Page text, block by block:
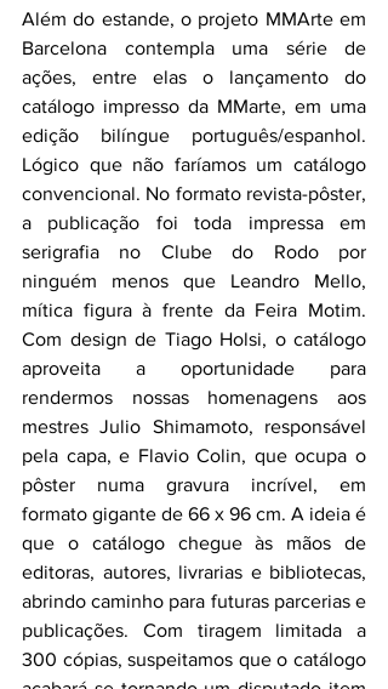
Além do estande, o projeto MMArte em
Barcelona contempla uma série de
ações, entre elas o lançamento do
catálogo impresso da MMarte, em uma
edição bilíngue português/espanhol.
Lógico que não faríamos um catálogo
convencional. No formato revista-pôster,
a publicação foi toda impressa em
serigrafia no Clube do Rodo por
ninguém menos que Leandro Mello,
mítica figura à frente da Feira Motim.
Com design de Tiago Holsi, o catálogo
aproveita a oportunidade para
rendermos nossas homenagens aos
mestres Julio Shimamoto, responsável
pela capa, e Flavio Colin, que ocupa o
pôster numa gravura incrível, em
formato gigante de 66 x 96 cm. A ideia é
que o catálogo chegue às mãos de
editoras, autores, livrarias e bibliotecas,
abrindo caminho para futuras parcerias e
publicações. Com tiragem limitada a
300 cópias, suspeitamos que o catálogo